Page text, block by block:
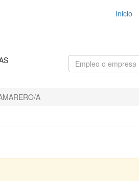
Inicio
A